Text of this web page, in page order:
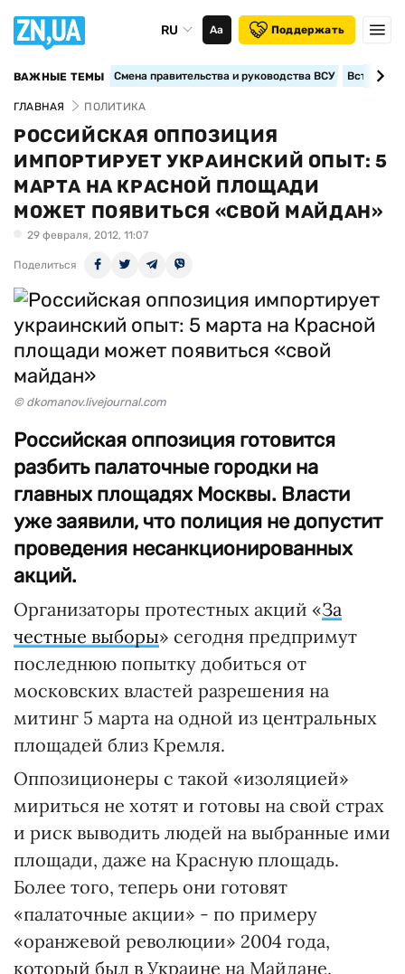
RU Аа Поддержать
ВАЖНЫЕ ТЕМЫ Смена правительства и руководства ВСУ
ГЛАВНАЯ ПОЛИТИКА
РОССИЙСКАЯ ОППОЗИЦИЯ
ИМПОРТИРУЕТ УКРАИНСКИЙ ОПЫТ: 5
МАРТА НА КРАСНОЙ ПЛОЩАДИ
МОЖЕТ ПОЯВИТЬСЯ «СВОЙ МАЙДАН»
29 февраля, 2012, 11:07
Поделиться
© dkomanov.livejournal.com
Российская оппозиция готовится
разбить палаточные городки на
главных площадях Москвы. Власти
уже заявили, что полиция не допустит
проведения несанкционированных
акций.
Организаторы протестных акций «За
честные выборы» сегодня предпримут
последнюю попытку добиться от
московских властей разрешения на
митинг 5 марта на одной из центральных
площадей близ Кремля.
Оппозиционеры с такой «изоляцией»
мириться не хотят и готовы на свой страх
и риск выводить людей на выбранные ими
площади, даже на Красную площадь.
Более того, теперь они готовят
«палаточные акции» - по примеру
«оранжевой революции» 2004 года,
который был в Украине на Майдане.